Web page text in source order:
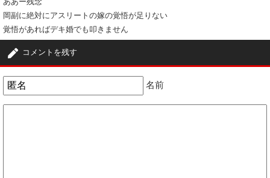
岡副に絶対にアスリートの嫁の覚悟が足りない
覚悟があればデキ婚でも叩きません
桐谷美玲と岡副麻希で、官能と快楽の海にどっぷり浸かって果てたいね。
39 0
コメントを残す
名前